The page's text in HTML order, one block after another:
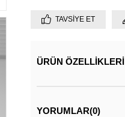
TAVSIYE ET
ÜRÜN ÖZELLIKLERI
YORUMLAR(0)